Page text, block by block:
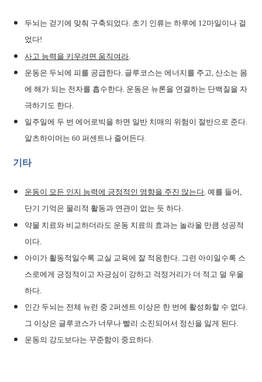
두뇌는 걷기에 맞춰 구축되었다. 초기 인류는 하루에 12마일이나 걸
었다!
사고 능력을 키우려면 움직여라.
운동은 두뇌에 피를 공급한다. 글루코스는 에너지를 주고, 산소는 몸
에 해가 되는 전자를 흡수한다. 운동은 뉴론을 연결하는 단백질을 자
극하기도 한다.
일주일에 두 번 에어로빅을 하면 일반 치매의 위험이 절반으로 준다.
알츠하이머는 60 퍼센트나 줄어든다.
기타
운동이 모든 인지 능력에 긍정적인 영향을 주진 않는다. 예를 들어,
단기 기억은 물리적 활동과 연관이 없는 듯 하다.
약물 치료와 비교하더라도 운동 치료의 효과는 놀라울 만큼 성공적
이다.
아이가 활동적일수록 교실 교육에 잘 적응한다. 그런 아이일수록 스
스로에게 긍정적이고 자긍심이 강하고 걱정거리가 더 적고 덜 우울
하다.
인간 두뇌는 전체 뉴런 중 2퍼센트 이상은 한 번에 활성화할 수 없다.
그 이상은 글루코스가 너무나 빨리 소진되어서 정신을 잃게 된다.
운동의 강도보다는 꾸준함이 중요하다.